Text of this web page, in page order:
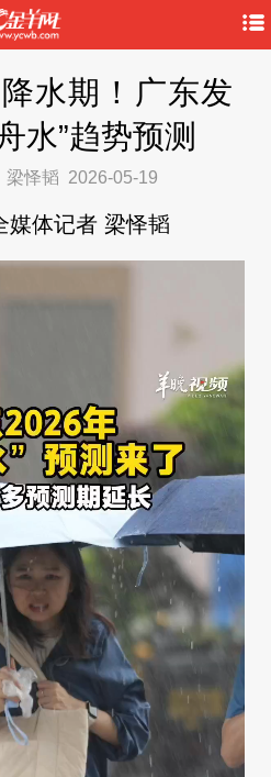
水期！广东发
水”趋势预测
梁怿韬 2026-05-19
媒体记者 梁怿韬